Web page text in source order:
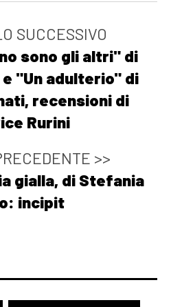
SUCCESSIVO
sono gli altri" di
"Un adulterio" di
recensioni di
Rurini
>>
gialla, di Stefania
incipit